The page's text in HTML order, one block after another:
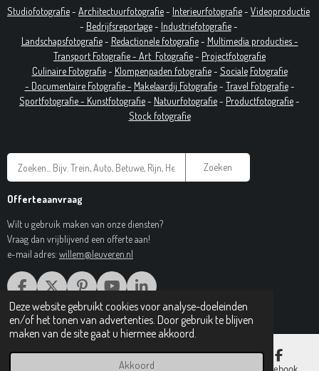
Deze website gebruikt cookies voor analyse-doeleinden
en/of het tonen van advertenties. Door gebruik te blijven
maken van de site gaat u hiermee akkoord.
Akkoord
Studiofotografie- Architectuurfotografie- Interieurfotografie- Videoproductie
- Bedrijfsreportage- Industriefotografie-
Landschapsfotografie- Redactionele fotografie- Multimedia producties -
Transport Fotografie - Art Fotografie- Projectfotografie
Culinaire Fotografie- Klompenpaden fotografie- Sociale Fotografie
- Documentaire Fotografie- Makelaardij Fotografie- Travel Fotografie-
Sportfotografie - Kunstfotografie- Natuurfotografie- Productfotografie-
Stock fotografie
Zoeken
Offerteaanvraag
Wilt u gebruik maken van onze diensten?
Vraag dan vrijblijvend een offerte aan!
e-mail adres: willem@leuveren.nl
F
A
C
E
X
P
I
N
T
Y
O
U
T
L
I
N
K
© 2017 Regiobeeldbank.nl